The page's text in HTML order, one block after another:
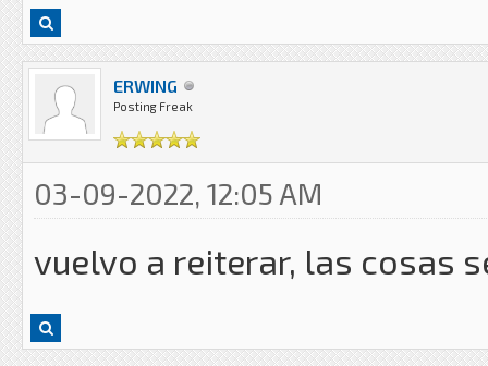
ERWING
Posting Freak
03-09-2022, 12:05 AM
vuelvo a reiterar, las cosas